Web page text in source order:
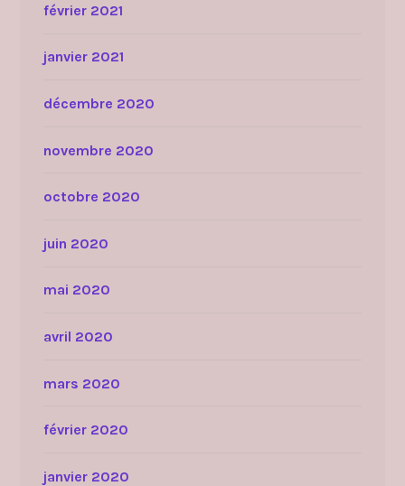
février 2021
janvier 2021
décembre 2020
novembre 2020
octobre 2020
juin 2020
mai 2020
avril 2020
mars 2020
février 2020
janvier 2020